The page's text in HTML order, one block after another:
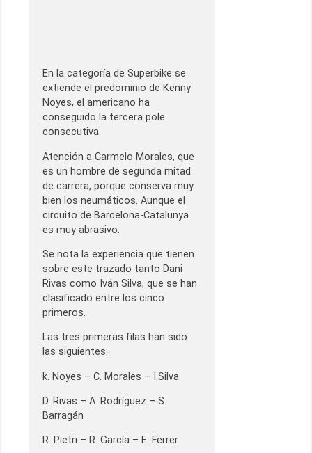
En la categoría de Superbike se
extiende el predominio de Kenny
Noyes, el americano ha
conseguido la tercera pole
consecutiva.
Atención a Carmelo Morales, que
es un hombre de segunda mitad
de carrera, porque conserva muy
bien los neumáticos. Aunque el
circuito de Barcelona-Catalunya
es muy abrasivo.
Se nota la experiencia que tienen
sobre este trazado tanto Dani
Rivas como Iván Silva, que se han
clasificado entre los cinco
primeros.
Las tres primeras filas han sido
las siguientes:
k. Noyes – C. Morales – I.Silva
D. Rivas – A. Rodríguez – S.
Barragán
R. Pietri – R. García – E. Ferrer